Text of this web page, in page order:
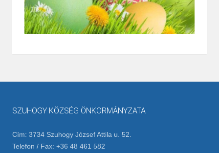
SZUHOGY KÖZSÉG ÖNKORMÁNYZATA
Cím: 3734 Szuhogy József Attila u. 52.
Telefon / Fax: +36 48 461 582